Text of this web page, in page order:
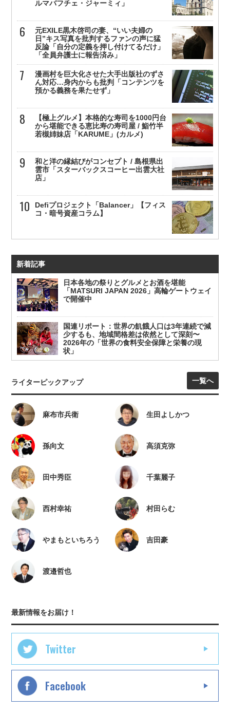
ルマバフチェ・ジャーミィ」
元EXILE黒木啓司の妻、“いい夫婦の
日”キス写真を批判するファンの声に猛
反論「自分の定義を押し付けてるだけ」
「全員弁護士に報告済み」
漫画村を巨大化させた大手出版社のずさ
ん対応…身内からも批判「コンテンツを
預かる義務を果たせず」
【極上グルメ】本格的な寿司を1000円台
から堪能できる恵比寿の寿司屋 / 鮨竹半
若槻姉妹店「KARUME」(カルメ)
和と洋の縁結びがコンセプト / 島根県出
雲市「スターバックスコーヒー出雲大社
店」
Defiプロジェクト「Balancer」【フィス
コ・暗号資産コラム】
新着記事
日本各地の祭りとグルメとお酒を堪能
「MATSURI JAPAN 2026」高輪ゲートウェイ
で開催中
国連リポート：世界の飢餓人口は3年連続で減
少するも、地域間格差は依然として深刻〜
2026年の「世界の食料安全保障と栄養の現
状」
ライターピックアップ 一覧へ
麻布市兵衛 生田よしかつ
孫向文 高須克弥
田中秀臣 千葉麗子
西村幸祐 村田らむ
やまもといちろう 吉田豪
渡邉哲也
最新情報をお届け！
Twitter
Facebook